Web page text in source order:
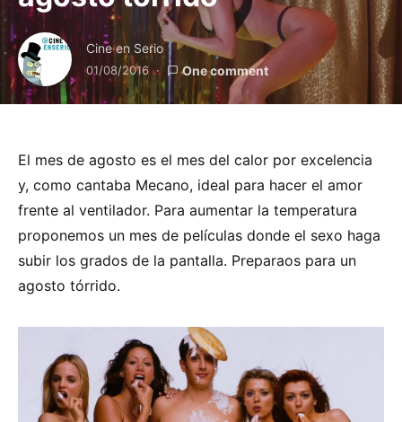
Cine en Serio
01/08/2016 One comment
El mes de agosto es el mes del calor por excelencia
y, como cantaba Mecano, ideal para hacer el amor
frente al ventilador. Para aumentar la temperatura
proponemos un mes de películas donde el sexo haga
subir los grados de la pantalla. Preparaos para un
agosto tórrido.